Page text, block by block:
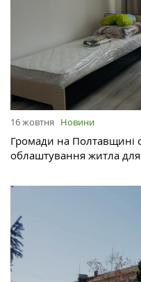
16 жовтня Новини
Громади на Полтавщині
облаштування житла